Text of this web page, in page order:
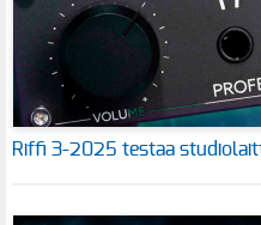
Riffi 3-2025 testaa